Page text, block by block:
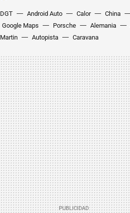
DGT Android Auto Calor
China
Google Maps
Porsche Alemania
Martin
Autopista Caravana